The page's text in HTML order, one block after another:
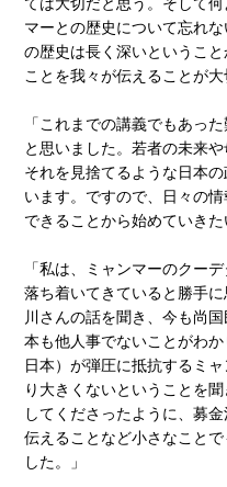
マーとの歴史について忘れ
の歴史は長く深いというこ
ことを我々が伝えることが大
「これまでの講義でもあっ
と思いました。若者の未来
それを見捨てるような日本
います。ですので、日々の
できることから始めていきた
「私は、ミャンマーのクー
落ち着いてきていると勝手
川さんの話を聞き、今も尚
本も他人事でないことがわ
日本）が弾圧に抵抗するミ
り大きくないということを
してくださったように、募
伝えることなど小さなこと
した。」